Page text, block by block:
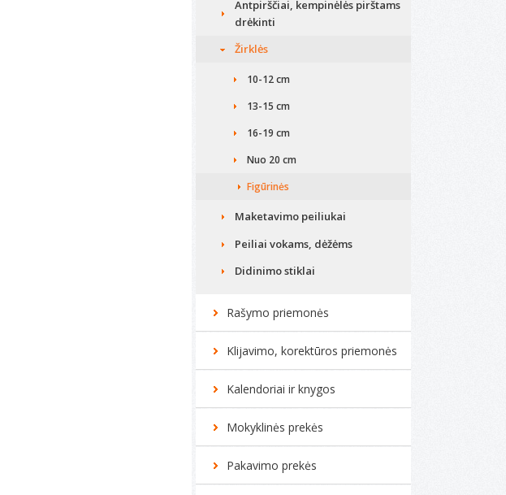
Antpirščiai, kempinėlės pirštams
drėkinti
Žirklės
10-12 cm
13-15 cm
16-19 cm
Nuo 20 cm
Figūrinės
Maketavimo peiliukai
Peiliai vokams, dėžėms
Didinimo stiklai
Rašymo priemonės
Klijavimo, korektūros priemonės
Kalendoriai ir knygos
Mokyklinės prekės
Pakavimo prekės